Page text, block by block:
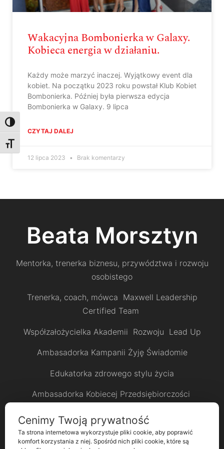
Toggle High Contrast
Toggle Font size
Wakacyjna Bombonierka w Galaxy.
Kobieca energia w działaniu.
Każdy może marzyć inaczej. Wyjątkowy event dla
kobiet. Na początku 2023 roku powstał Klub Kobiet
Bombonierka. Później była pierwsza edycja
Bombonierka w Galaxy. 9 lipca
CZYTAJ DALEJ
12 lipca 2023 Brak komentarzy
Beata Morsztyn
Mentorka, trenerka biznesu, przywództwa i rozwoju
osobistego
Trenerka, coach, mówca Maxwell Leadership
Certified Team
Współzałożycielka Akademii Rozwoju Lead Up
Ambasadorka Kampanii Żyję Świadomie
Edukatorka zdrowego stylu życia
Ambasadorka Kobiecej Przedsiębiorczości
Kobieta Krakowa
Współżałożycielka Klubu Kobiet Bombonierka
Cenimy Twoją prywatność
Ta strona internetowa wykorzystuje pliki cookie, aby poprawić
komfort korzystania z niej. Spośród nich pliki cookie, które są